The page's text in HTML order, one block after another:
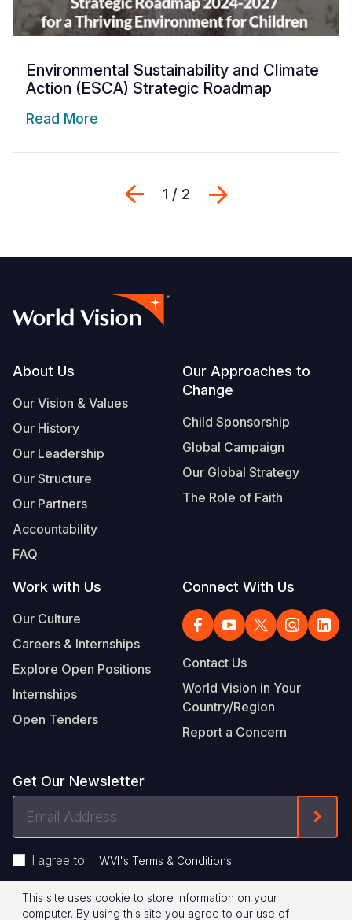
Environmental Sustainability and Climate
Action (ESCA) Strategic Roadmap
Read More
Previous
1 / 2
Footer
About Us
Our Vision & Values
Our History
Our Leadership
Our Structure
Our Partners
Accountability
FAQ
Our Approaches to
Change
Child Sponsorship
Global Campaign
Our Global Strategy
The Role of Faith
Work with Us
Our Culture
Careers & Internships
Explore Open Positions
Internships
Open Tenders
Connect With Us
Contact Us
World Vision in Your
Country/Region
Report a Concern
Get Our Newsletter
Address
I agree to WVI's Terms & Conditions.
Footer
Privacy Policy Terms of Use
This site uses cookie to store information on your
computer. By using this site you agree to our use of